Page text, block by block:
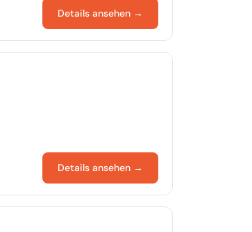
Details ansehen →
Details ansehen →